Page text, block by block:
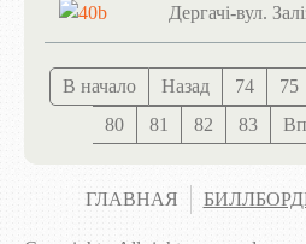
Дергачі-вул.
В начало Назад 74 75
80
81 82 83
ГЛАВНАЯ